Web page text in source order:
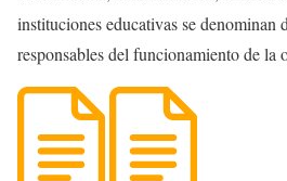
instituciones educativas se denominan
responsables del funcionamiento de la